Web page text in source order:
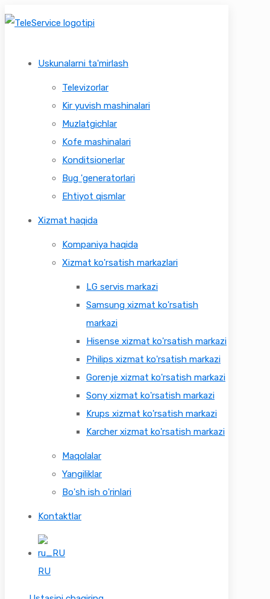
Uskunalarni ta'mirlash
Televizorlar
Kir yuvish mashinalari
Muzlatgichlar
Kofe mashinalari
Konditsionerlar
Bug 'generatorlari
Ehtiyot qismlar
Xizmat haqida
Kompaniya haqida
Xizmat ko'rsatish markazlari
LG servis markazi
Samsung xizmat ko'rsatish
markazi
Hisense xizmat ko'rsatish markazi
Philips xizmat ko'rsatish markazi
Gorenje xizmat ko'rsatish markazi
Sony xizmat ko'rsatish markazi
Krups xizmat ko'rsatish markazi
Karcher xizmat ko'rsatish markazi
Maqolalar
Yangiliklar
Bo'sh ish o'rinlari
Kontaktlar
RU